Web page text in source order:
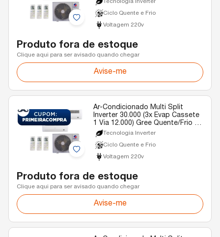
Tecnologia Inverter
Ciclo Quente e Frio
Voltagem 220v
Produto fora de estoque
Clique aqui para ser avisado quando chegar
Avise-me
Ar-Condicionado Multi Split
Inverter 30.000 (3x Evap Cassete
1 Via 12.000) Gree Quente/Frio R-
32 220v
Tecnologia Inverter
Ciclo Quente e Frio
Voltagem 220v
Produto fora de estoque
Clique aqui para ser avisado quando chegar
Avise-me